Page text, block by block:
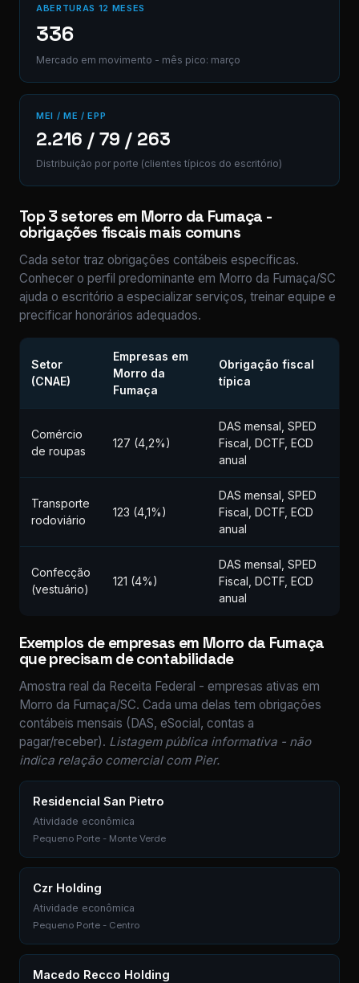
ABERTURAS 12 MESES
336
Mercado em movimento - mês pico: março
MEI / ME / EPP
2.216 / 79 / 263
Distribuição por porte (clientes típicos do escritório)
Top 3 setores em Morro da Fumaça -
obrigações fiscais mais comuns
Cada setor traz obrigações contábeis específicas.
Conhecer o perfil predominante em Morro da Fumaça/SC
ajuda o escritório a especializar serviços, treinar equipe e
precificar honorários adequados.
Setor
(CNAE)
Empresas em
Morro da
Fumaça
Obrigação fiscal
típica
Comércio
de roupas
127 (4,2%)
DAS mensal, SPED
Fiscal, DCTF, ECD
anual
Transporte
rodoviário
123 (4,1%)
DAS mensal, SPED
Fiscal, DCTF, ECD
anual
Confecção
(vestuário)
121 (4%)
DAS mensal, SPED
Fiscal, DCTF, ECD
anual
Exemplos de empresas em Morro da Fumaça
que precisam de contabilidade
Amostra real da Receita Federal - empresas ativas em
Morro da Fumaça/SC. Cada uma delas tem obrigações
contábeis mensais (DAS, eSocial, contas a
pagar/receber). Listagem pública informativa - não
indica relação comercial com Pier.
Residencial San Pietro
Atividade econômica
Pequeno Porte - Monte Verde
Czr Holding
Atividade econômica
Pequeno Porte - Centro
Macedo Recco Holding